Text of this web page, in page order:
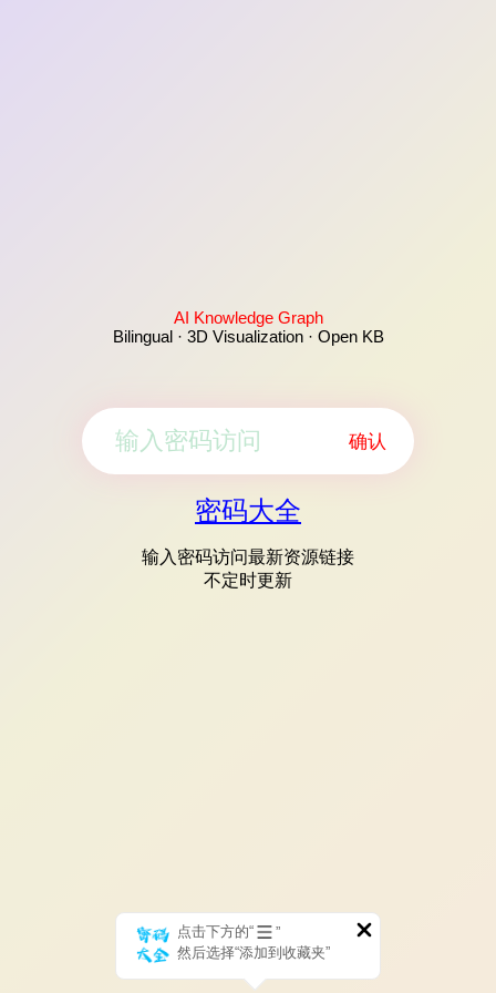
AI Knowledge Graph
Bilingual · 3D Visualization · Open KB
确认
密码大全
输入密码访问最新资源链接
不定时更新
点击下方的“
”
然后选择“添加到收藏夹”